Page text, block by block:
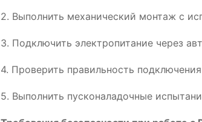
2. Выполнить механический монтаж с
3. Подключить электропитание через
4. Проверить правильность
5. Выполнить пусконаладочные